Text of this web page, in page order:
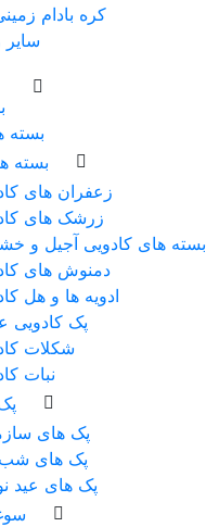
کره بادام
سایر
بسته
بسته
زعفران های
زرشک های
بسته های کادویی آجیل و
دمنوش های
ادویه ها و هل
پک کادویی
شکلات
نبات
پک های
پک های شب
پک های عید